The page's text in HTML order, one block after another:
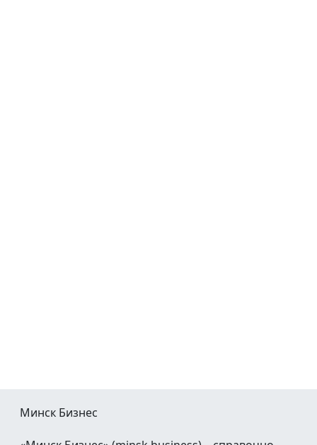
Минск Бизнес